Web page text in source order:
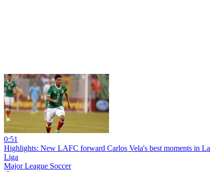
0:51
Highlights: New LAFC forward Carlos Vela's best moments in La
Liga
Major League Soccer